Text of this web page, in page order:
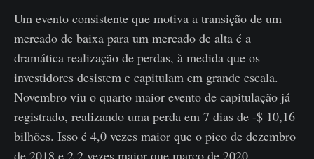
Um evento consistente que motiva a transição de um
mercado de baixa para um mercado de alta é a
dramática realização de perdas, à medida que os
investidores desistem e capitulam em grande escala.
Novembro viu o quarto maior evento de capitulação já
registrado, realizando uma perda em 7 dias de -$ 10,16
bilhões. Isso é 4,0 vezes maior que o pico de dezembro
de 2018 e 2,2 vezes maior que março de 2020.